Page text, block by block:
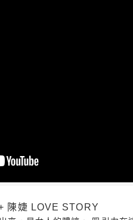
陳婕 LOVE STORY